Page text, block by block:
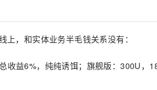
，和实体业务半毛钱关系没有：
收益6%，纯纯诱饵；旗舰版：300U，